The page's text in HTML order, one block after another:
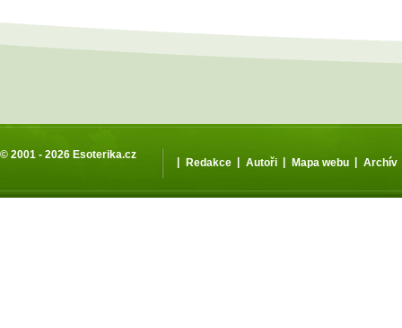
© 2001 - 2026 Esoterika.cz
| Redakce | Autoři | Mapa webu | Archív